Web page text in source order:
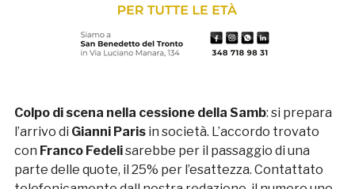
Colpo di scena nella cessione della Samb: si prepara
l’arrivo di Gianni Paris in società. L’accordo trovato
con Franco Fedelisarebbe per il passaggio di una
parte delle quote, il 25% per l’esattezza. Contattato